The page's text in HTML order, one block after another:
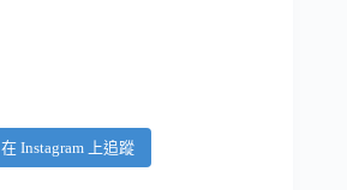
在 Instagram 上追蹤